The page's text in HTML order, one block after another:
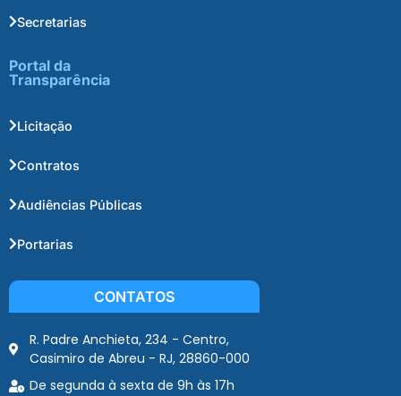
Secretarias
Portal da
Transparência
Licitação
Contratos
Audiências Públicas
Portarias
CONTATOS
R. Padre Anchieta, 234 - Centro,
Casimiro de Abreu - RJ, 28860-000
De segunda à sexta de 9h às 17h